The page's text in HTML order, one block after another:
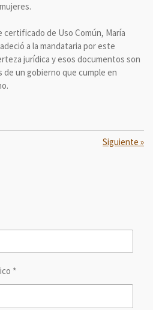
de Uso Común, María
a la mandataria por este
jurídica y esos documentos son
un gobierno que cumple en
Siguiente »
*